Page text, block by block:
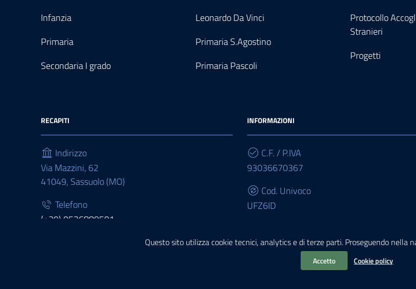
Questo sito utilizza cookie tecnici, analytics e di terze parti. Proseguendo nella
Accetto Cookie policy
Infanzia
Primaria
Secondaria I grado
Leonardo Da Vinci
Primaria S.Agostino
Primaria Pascoli
Protocollo
Stranieri
Progetti
RECAPITI
Indirizzo
Via Mazzini, 62
41049, Sassuolo (MO)
Telefono
(+39) 0536880501
INFORMAZIONI
C.F. / P.IVA
93036670367
Cod. Univoco
UFZ6ID
IT68E0503467010000000015950